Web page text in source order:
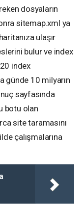
dosyaların
sitemap.xml ya
ulaşır
bulur ve index
index
günde 10 milyarın
sayfasında
botu olan
site taramasını
çalışmalarına